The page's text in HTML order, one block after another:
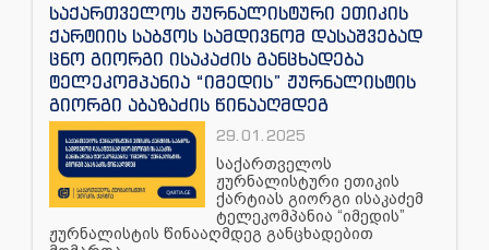
საქართველოს ჟურნალისტური ეთიკის
ქარტიის საბჭოს სამდივნომ დასაშვებად
ცნო გიორგი ისაკაძის განცხადება
ტელეკომპანია “იმედის” ჟურნალისტის
გიორგი აბაზაძის წინააღმდეგ
29.01.2025
საქართველოს
ჟურნალისტური ეთიკის
ქარტიას გიორგი ისაკაძემ
ტელეკომპანია “იმედის”
ჟურნალისტის წინააღმდეგ განცხადებით